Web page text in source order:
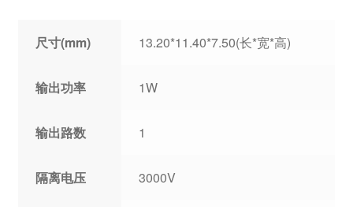
尺寸(mm) 13.20*11.40*7.50(长*宽*高)
输出功率 1W
输出路数 1
隔离电压 3000V